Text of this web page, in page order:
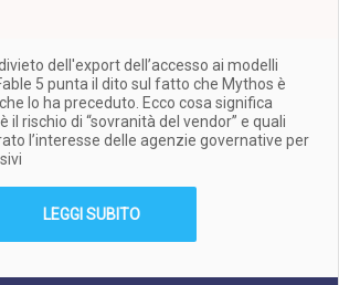
dell'export dell’accesso ai modelli
5 punta il dito sul fatto che Mythos è
lo ha preceduto. Ecco cosa significa
il rischio di “sovranità del vendor” e quali
l’interesse delle agenzie governative per
LEGGI SUBITO